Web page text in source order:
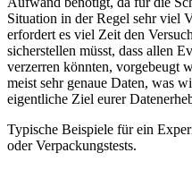
Situation in der Regel sehr viel
erfordert es viel Zeit den
sicherstellen müsst, dass allen
verzerren könnten, vorgebeugt
meist sehr genaue Daten, was
eigentliche Ziel eurer
Typische Beispiele für ein
oder Verpackungstests.